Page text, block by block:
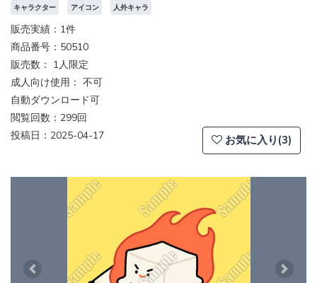
キャラクター アイコン 人外キャラ
販売実績：1件
商品番号：50510
販売数： 1人限定
成人向け使用： 不可
自動ダウンロード可
閲覧回数：299回
投稿日：2025-04-17
お気に入り(3)
Previous Next